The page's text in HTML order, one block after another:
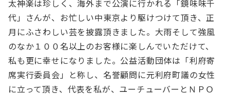
太神楽は珍しく、海外まで公演に行かれる「鏡味味千
代」さんが、お忙しい中東京より駆けつけて頂き、正
月にふさわしい芸を披露頂きました。大雨そして強風
のなか１００名以上のお客様に楽しんでいただけて、
私も更に幸せになりました。公益活動団体は「利府寄
席実行委員会」と称し、名誉顧問に元利府町議の女性
に立って頂き、代表を私が、ユーチューバーとＮＰＯ